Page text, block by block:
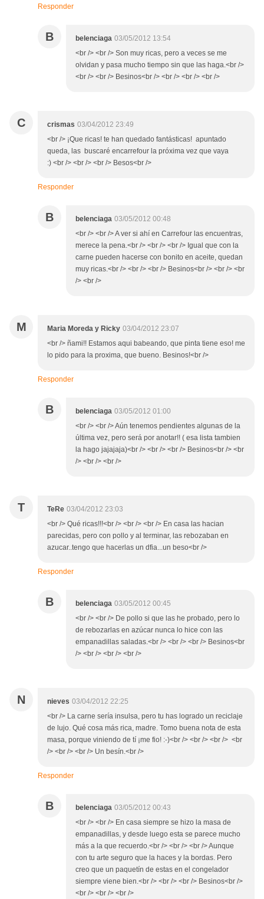
Responder
B belenciaga 03/05/2012 13:54
<br /> <br /> Son muy ricas, pero a veces se me
olvidan y pasa mucho tiempo sin que las haga.<br />
<br /> <br /> Besinos<br /> <br /> <br /> <br />
C crismas 03/04/2012 23:49
<br /> ¡Que ricas! te han quedado fantásticas! apuntado
queda, las buscaré encarrefour la próxima vez que vaya
:) <br /> <br /> <br /> Besos<br />
Responder
B belenciaga 03/05/2012 00:48
<br /> <br /> A ver si ahí en Carrefour las encuentras,
merece la pena.<br /> <br /> <br /> Igual que con la
carne pueden hacerse con bonito en aceite, quedan
muy ricas.<br /> <br /> <br /> Besinos<br /> <br /> <br
/> <br />
M Maria Moreda y Ricky 03/04/2012 23:07
<br /> ñami!! Estamos aqui babeando, que pinta tiene eso! me
lo pido para la proxima, que bueno. Besinos!<br />
Responder
B belenciaga 03/05/2012 01:00
<br /> <br /> Aún tenemos pendientes algunas de la
última vez, pero será por anotar!! ( esa lista tambien
la hago jajajaja)<br /> <br /> <br /> Besinos<br /> <br
/> <br /> <br />
T TeRe 03/04/2012 23:03
<br /> Qué ricas!!!<br /> <br /> <br /> En casa las hacian
parecidas, pero con pollo y al terminar, las rebozaban en
azucar..tengo que hacerlas un dfia...un beso<br />
Responder
B belenciaga 03/05/2012 00:45
<br /> <br /> De pollo si que las he probado, pero lo
de rebozarlas en azúcar nunca lo hice con las
empanadillas saladas.<br /> <br /> <br /> Besinos<br
/> <br /> <br /> <br />
N nieves 03/04/2012 22:25
<br /> La carne sería insulsa, pero tu has logrado un reciclaje
de lujo. Qué cosa más rica, madre. Tomo buena nota de esta
masa, porque viniendo de tí ¡me fio! :-)<br /> <br /> <br /> <br
/> <br /> <br /> Un besín.<br />
Responder
B belenciaga 03/05/2012 00:43
<br /> <br /> En casa siempre se hizo la masa de
empanadillas, y desde luego esta se parece mucho
más a la que recuerdo.<br /> <br /> <br /> Aunque
con tu arte seguro que la haces y la bordas. Pero
creo que un paquetín de estas en el congelador
siempre viene bien.<br /> <br /> <br /> Besinos<br />
<br /> <br /> <br />